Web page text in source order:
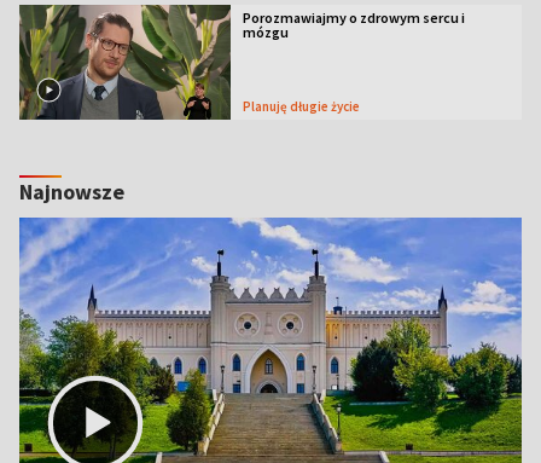
Porozmawiajmy o zdrowym sercu i
mózgu
Planuję długie życie
Najnowsze